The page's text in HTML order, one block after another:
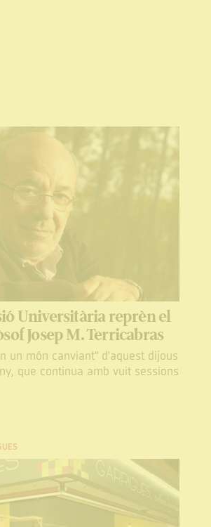
Universitària reprèn el
Josep M. Terricabras
un món canviant" d'aquest dijous
que continua amb vuit sessions